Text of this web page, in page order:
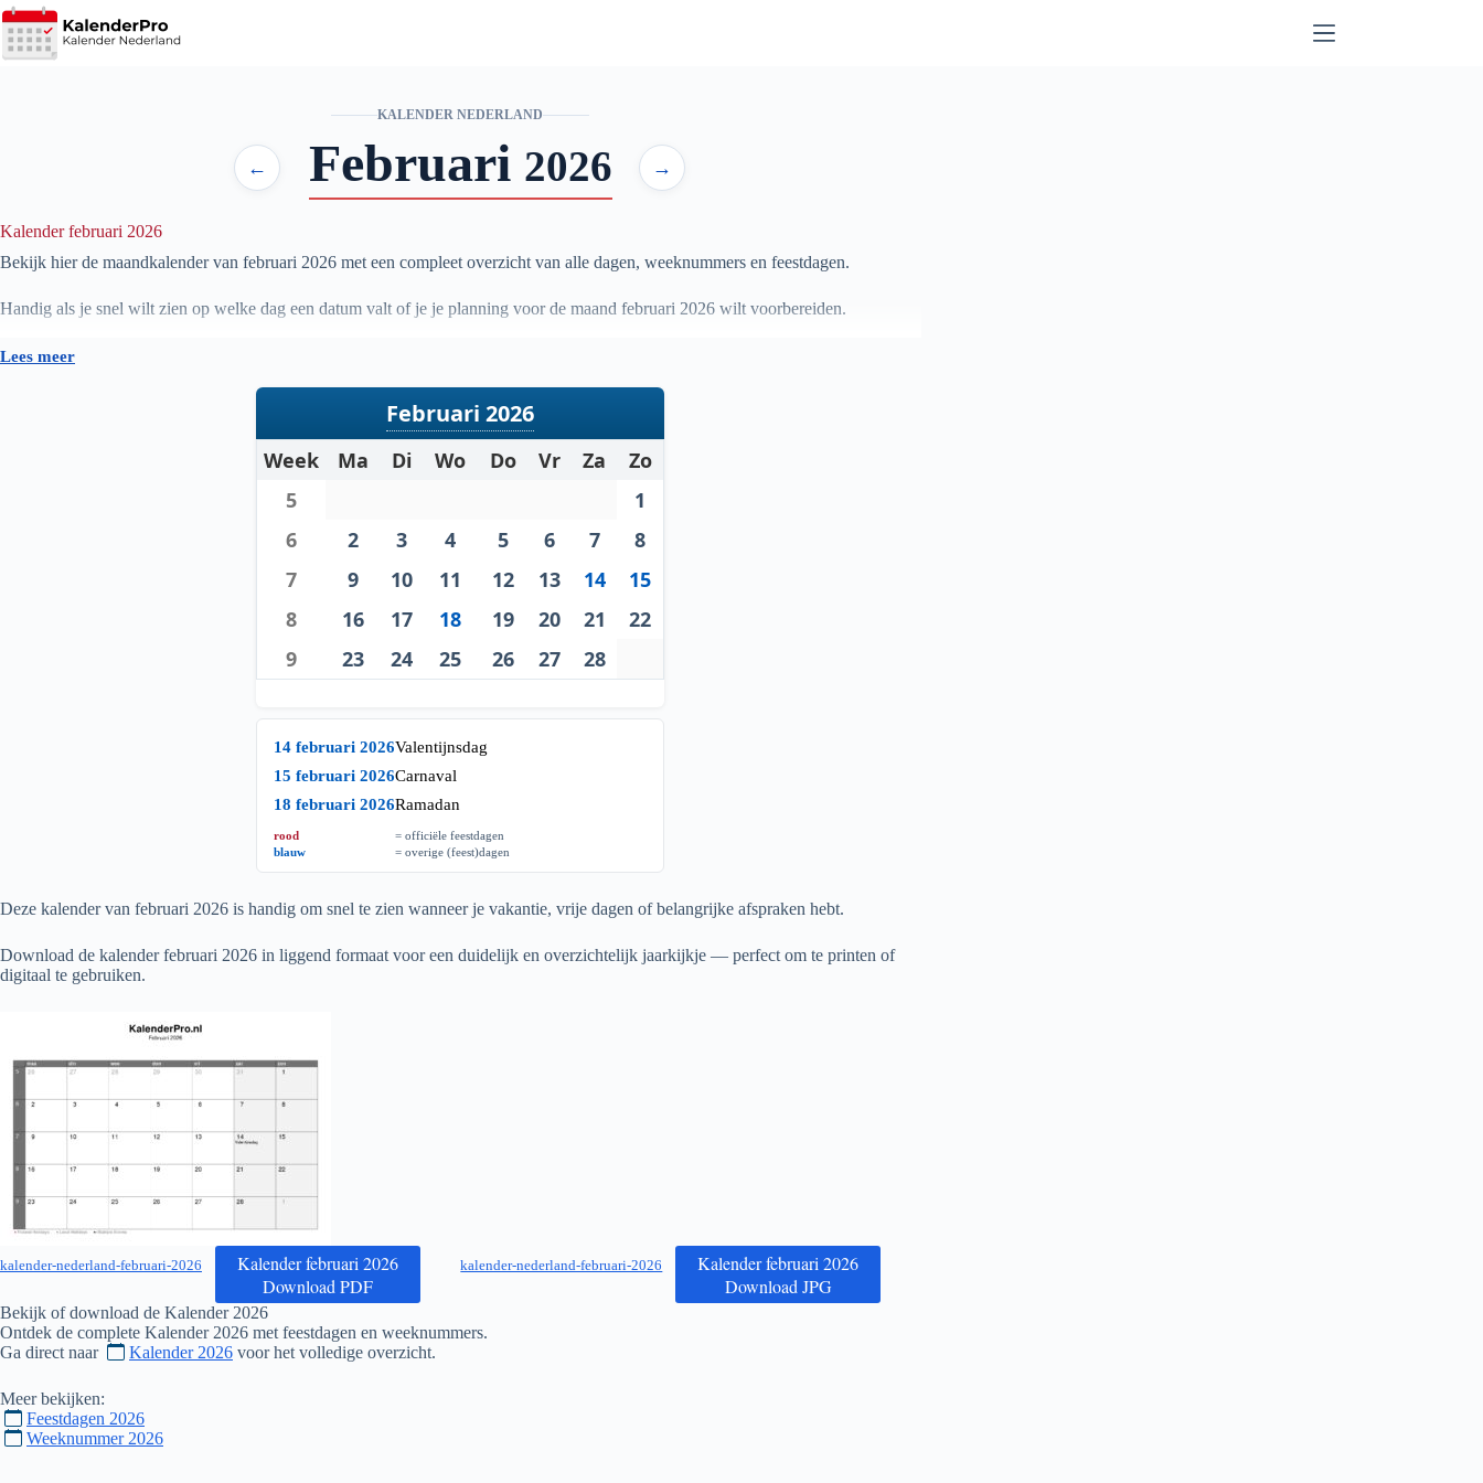
Ga
naar
de
KALENDER NEDERLAND
← Februari 2026 →
Kalender februari 2026
Bekijk hier de maandkalender van februari 2026 met een compleet overzicht van alle dagen, weeknummers en feestdagen.
Handig als je snel wilt zien op welke dag een datum valt of je je planning voor de maand februari 2026 wilt voorbereiden.
Lees meer
Februari 2026
Week Ma Di Wo Do Vr Za
Zo
5
1
6
2 3 4 5 6 7
8
7
9 10 11 12 13 14
15
8
16 17 18 19 20 21
22
9
23 24 25 26 27 28
14 februari 2026Valentijnsdag
15 februari 2026Carnaval
18 februari 2026Ramadan
rood
= officiële feestdagen
blauw
= overige (feest)dagen
Deze kalender van februari 2026 is handig om snel te zien wanneer je vakantie, vrije dagen of belangrijke afspraken hebt.
Download de kalender februari 2026 in liggend formaat voor een duidelijk en overzichtelijk jaarkijkje — perfect om te printen of
digitaal te gebruiken.
kalender-nederland-februari-2026
Kalender februari 2026
Download PDF
kalender-nederland-februari-2026
Kalender februari 2026
Download JPG
Bekijk of download de Kalender 2026
Ontdek de complete Kalender 2026 met feestdagen en weeknummers.
Ga direct naar
Kalender 2026 voor het volledige overzicht.
Meer bekijken:
Feestdagen 2026
Weeknummer 2026